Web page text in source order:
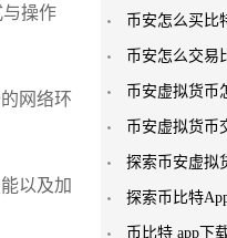
操作
网络环
以及加
币安怎么买比
币安怎么交易
币安虚拟货币
币安虚拟货币
探索币安虚拟
探索币比特
币比特 app下